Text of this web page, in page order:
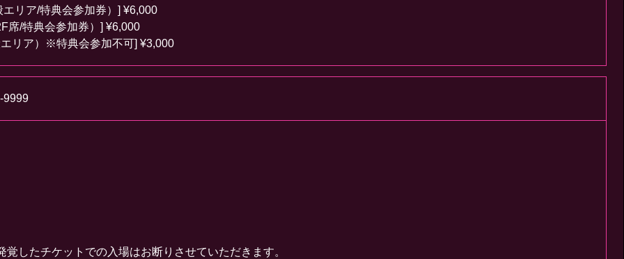
リア/特典会参加券）] ¥6,000
席/特典会参加券）] ¥6,000
リア）※特典会参加不可] ¥3,000
9999
したチケットでの入場はお断りさせていただきます。